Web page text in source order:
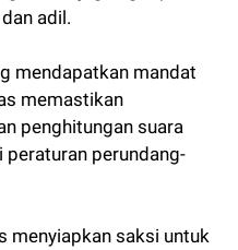
adil.
mendapatkan mandat
memastikan
penghitungan suara
peraturan perundang-
menyiapkan saksi untuk